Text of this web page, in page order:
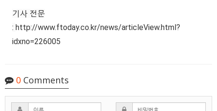
기사 전문
: http://www.ftoday.co.kr/news/articleView.html?
idxno=226005
0 Comments